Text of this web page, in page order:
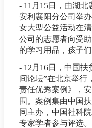
- 11月15日，由湖北
安利襄阳分公司举
女大型公益活动在
公司的志愿者向受
的学习用品，孩子
- 12月16日，中国
间论坛”在北京举行
责任优秀案例》，
围。案例集由中国
同主办，中国社科
专家学者参与评选。